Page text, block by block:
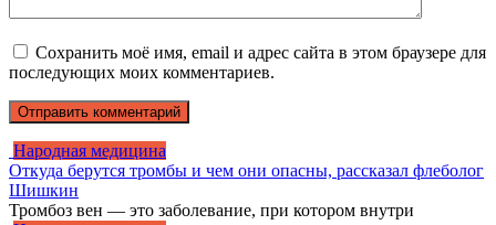
Сохранить моё имя, email и адрес сайта в этом браузере для
последующих моих комментариев.
Народная медицина
Откуда берутся тромбы и чем они опасны, рассказал флеболог
Шишкин
Тромбоз вен — это заболевание, при котором внутри